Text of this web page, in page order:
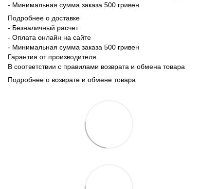
- Минимальная сумма заказа 500 гривен
Подробнее о доставке
- Безналичный расчет
- Оплата онлайн на сайте
- Минимальная сумма заказа 500 гривен
Гарантия от производителя.
В соответствии с правилами возврата и обмена товара
Подробнее о возврате и обмене товара